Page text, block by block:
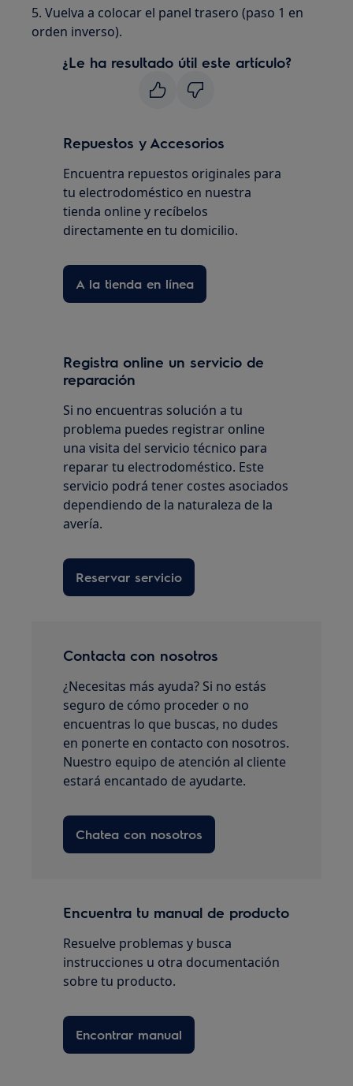
5. Vuelva a colocar el panel trasero (paso 1 en
orden inverso).
¿Le ha resultado útil este artículo?
Repuestos y Accesorios
Encuentra repuestos originales para
tu electrodoméstico en nuestra
tienda online y recíbelos
directamente en tu domicilio.
A la tienda en línea
Registra online un servicio de
reparación
Si no encuentras solución a tu
problema puedes registrar online
una visita del servicio técnico para
reparar tu electrodoméstico. Este
servicio podrá tener costes asociados
dependiendo de la naturaleza de la
avería.
Reservar servicio
Contacta con nosotros
¿Necesitas más ayuda? Si no estás
seguro de cómo proceder o no
encuentras lo que buscas, no dudes
en ponerte en contacto con nosotros.
Nuestro equipo de atención al cliente
estará encantado de ayudarte.
Chatea con nosotros
Encuentra tu manual de producto
Resuelve problemas y busca
instrucciones u otra documentación
sobre tu producto.
Encontrar manual